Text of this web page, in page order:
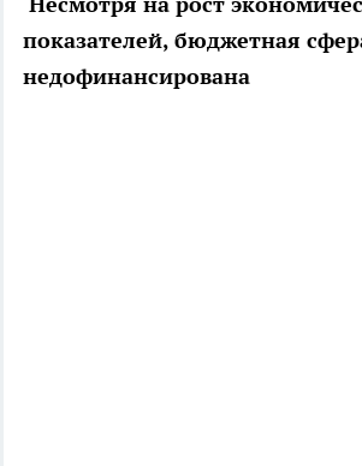
показателей, бюджетная
недофинансирована